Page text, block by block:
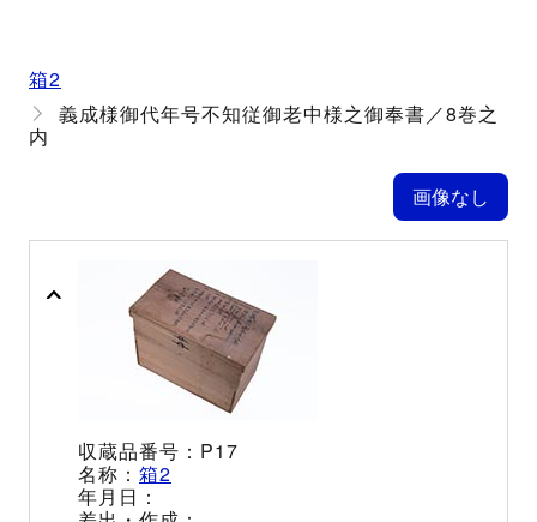
箱2
義成様御代年号不知従御老中様之御奉書／8巻之
内
P17
箱2